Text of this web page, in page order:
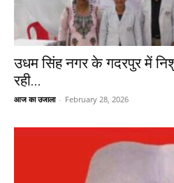
उधम सिंह नगर के गदरपुर में
रही...
आज का उजाला - February 28, 2026